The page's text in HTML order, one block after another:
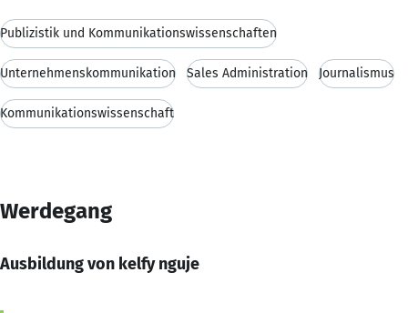
Publizistik und Kommunikationswissenschaften
Unternehmenskommunikation Sales Administration Journalismus
Kommunikationswissenschaft
Werdegang
Ausbildung von kelfy nguje